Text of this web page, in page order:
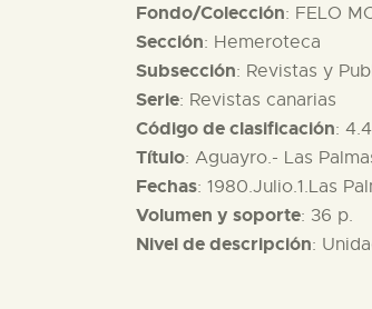
Fondo/Colección: FELO
Sección: Hemeroteca
Subsección: Revistas y
Serie: Revistas canarias
Código de clasificación:
Título: Aguayro.- Las
Fechas: 1980.Julio.1.Las
Volumen y soporte: 36 p.
Nivel de descripción: